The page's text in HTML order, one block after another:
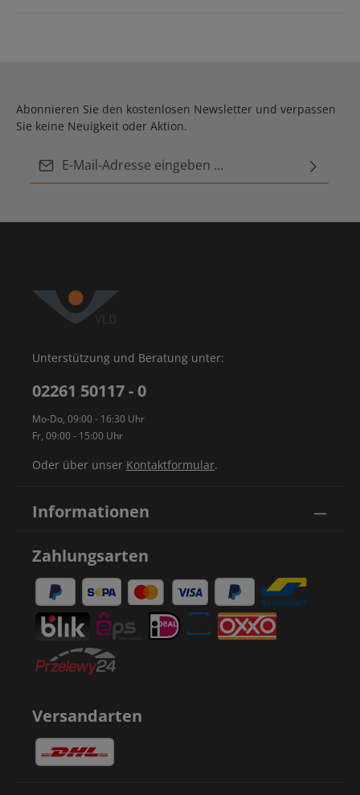
Abonnieren Sie den kostenlosen Newsletter und verpassen
Sie keine Neuigkeit oder Aktion.
Unterstützung und Beratung unter:
02261 50117 - 0
Mo-Do, 09:00 - 16:30 Uhr
Fr, 09:00 - 15:00 Uhr
Oder über unser Kontaktformular.
Informationen
Zahlungsarten
Versandarten